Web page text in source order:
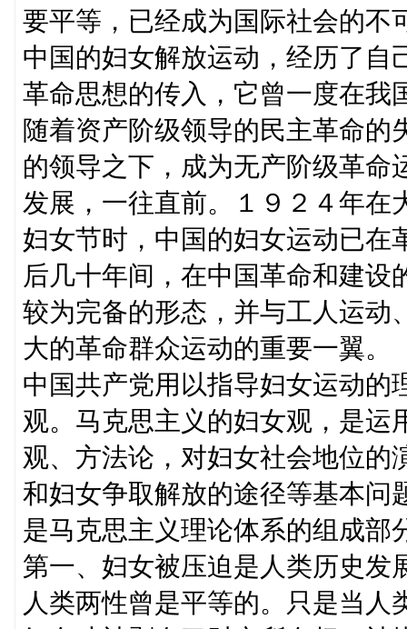
要平等，已经成为国际社会的不
中国的妇女解放运动，经历了自
革命思想的传入，它曾一度在我
随着资产阶级领导的民主革命的
的领导之下，成为无产阶级革命
发展，一往直前。１９２４年在
妇女节时，中国的妇女运动已在
后几十年间，在中国革命和建
较为完备的形态，并与工人运动
大的革命群众运动的重要一翼。
中国共产党用以指导妇女运动的
观。马克思主义的妇女观，是运
观、方法论，对妇女社会地位的
和妇女争取解放的途径等基本问
是马克思主义理论体系的组成部
第一、妇女被压迫是人类历史发
人类两性曾是平等的。只是当